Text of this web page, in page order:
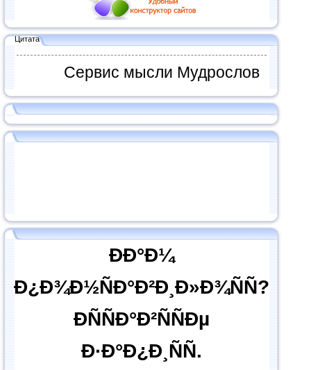
Цитата
Сервис мысли Мудрослов
ÐÐ°Ð¼
Ð¿Ð¾Ð½ÑÐ°Ð²Ð¸Ð»Ð¾ÑÑ?
ÐÑÑÐ°Ð²ÑÑÐµ
Ð·Ð°Ð¿Ð¸ÑÑ.